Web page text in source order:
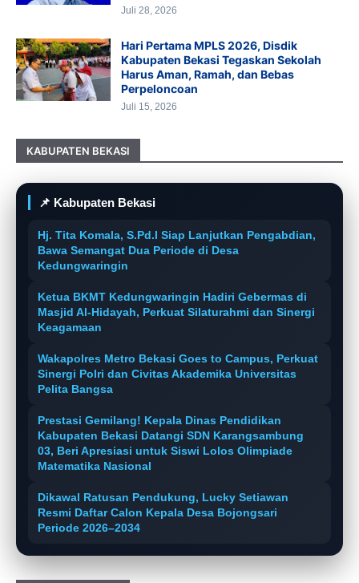
Juli 28, 2026
Hari Pertama MPLS 2026, Disdik
Kabupaten Bekasi Tegaskan Sekolah
Harus Aman, Ramah, dan Bebas
Perpeloncoan
Juli 15, 2026
KABUPATEN BEKASI
📌 Kabupaten Bekasi
Hj. Tita Komala, S.Pd.I Siap Lanjutkan Pengabdian,
Bawa Semangat Dua Periode di Desa
Kedungwaringin
Ketua BKMT Kedungwaringin Hadiri Gebermas di
Masjid Al-Hidayah, Perkuat Silaturahmi dan Sinergi
Keagamaan
Wakapolres Metro Bekasi Goes to Campus, Perkuat
Sinergi Polri dan Civitas Akademika Universitas
Pelita Bangsa
Prestasi Gemilang! Kepala Dinas Pendidikan
Kabupaten Bekasi Datangi SDN Karangsambung
03, Beri Apresiasi untuk Siswi Lolos Olimpiade
Matematika Nasional
Dikawal Ratusan Pendukung, Lucky Setiawan
Resmi Daftar Calon Kepala Desa Bojongsari
Periode 2026–2034